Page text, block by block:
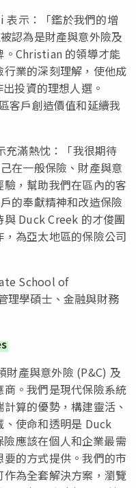
示：「鑑於我們的增
認為是財產與意外險及
。Christian 的領導才能
業的深刻理解，使他成
投資的理想人選。
客戶創造價值和延續我
滿熱忱：「我很期待
在一般保險、財產與意
，幫助我們在區內的客
的奉獻精神和改造保險
Duck Creek 的才俊團
為亞太地區的保險公司
School of
理學碩士、金融與財務
產與意外險 (P&C) 及
。我們是現代保險系統
算的優勢，構建靈活、
使命和透明是 Duck
應該在個人和企業最需
的方式提供。我們的市
為全套解決方案，瀏覽